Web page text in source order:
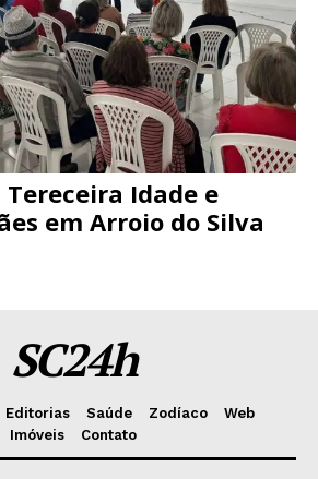
Idade e
em Arroio do Silva
SC24h
Editorias Saúde Zodíaco
Web
Imóveis
Contato